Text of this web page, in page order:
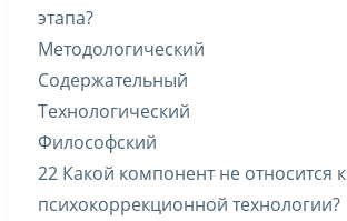
этапа?
Методологический
Содержательный
Технологический
Философский
22 Какой компонент не относится к
психокоррекционной технологии?